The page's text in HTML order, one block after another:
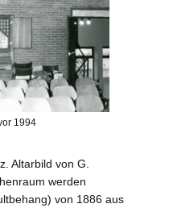
1994
Altarbild von G.
werden
von 1886 aus